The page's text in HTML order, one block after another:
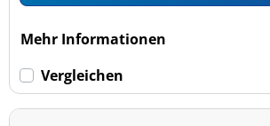
Mehr Informationen
Vergleichen